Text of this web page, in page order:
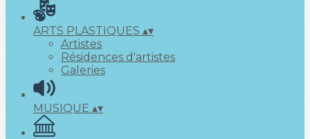
ARTS PLASTIQUES ▴▾
Artistes
Résidences d'artistes
Galeries
MUSIQUE ▴▾